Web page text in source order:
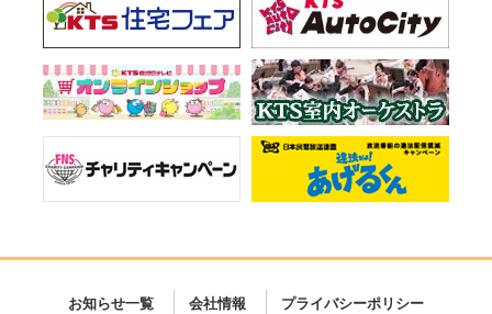
お知らせ一覧 会社情報 プライバシーポリシー